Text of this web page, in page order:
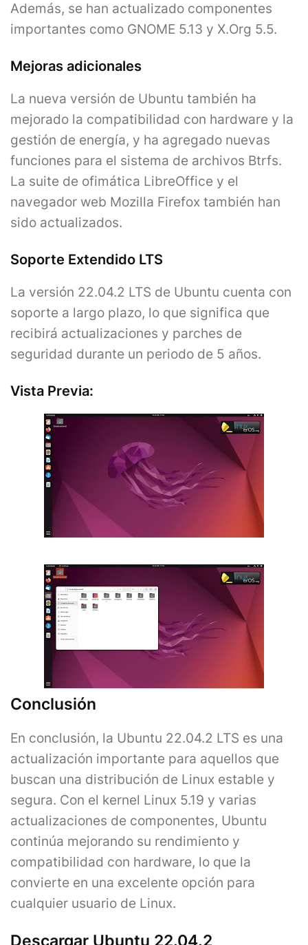
Además, se han actualizado componentes
importantes como GNOME 5.13 y X.Org 5.5.
Mejoras adicionales
La nueva versión de Ubuntu también ha
mejorado la compatibilidad con hardware y la
gestión de energía, y ha agregado nuevas
funciones para el sistema de archivos Btrfs.
La suite de ofimática LibreOffice y el
navegador web Mozilla Firefox también han
sido actualizados.
Soporte Extendido LTS
La versión 22.04.2 LTS de Ubuntu cuenta con
soporte a largo plazo, lo que significa que
recibirá actualizaciones y parches de
seguridad durante un periodo de 5 años.
Vista Previa:
Conclusión
En conclusión, la Ubuntu 22.04.2 LTS es una
actualización importante para aquellos que
buscan una distribución de Linux estable y
segura. Con el kernel Linux 5.19 y varias
actualizaciones de componentes, Ubuntu
continúa mejorando su rendimiento y
compatibilidad con hardware, lo que la
convierte en una excelente opción para
cualquier usuario de Linux.
Descargar Ubuntu 22.04.2